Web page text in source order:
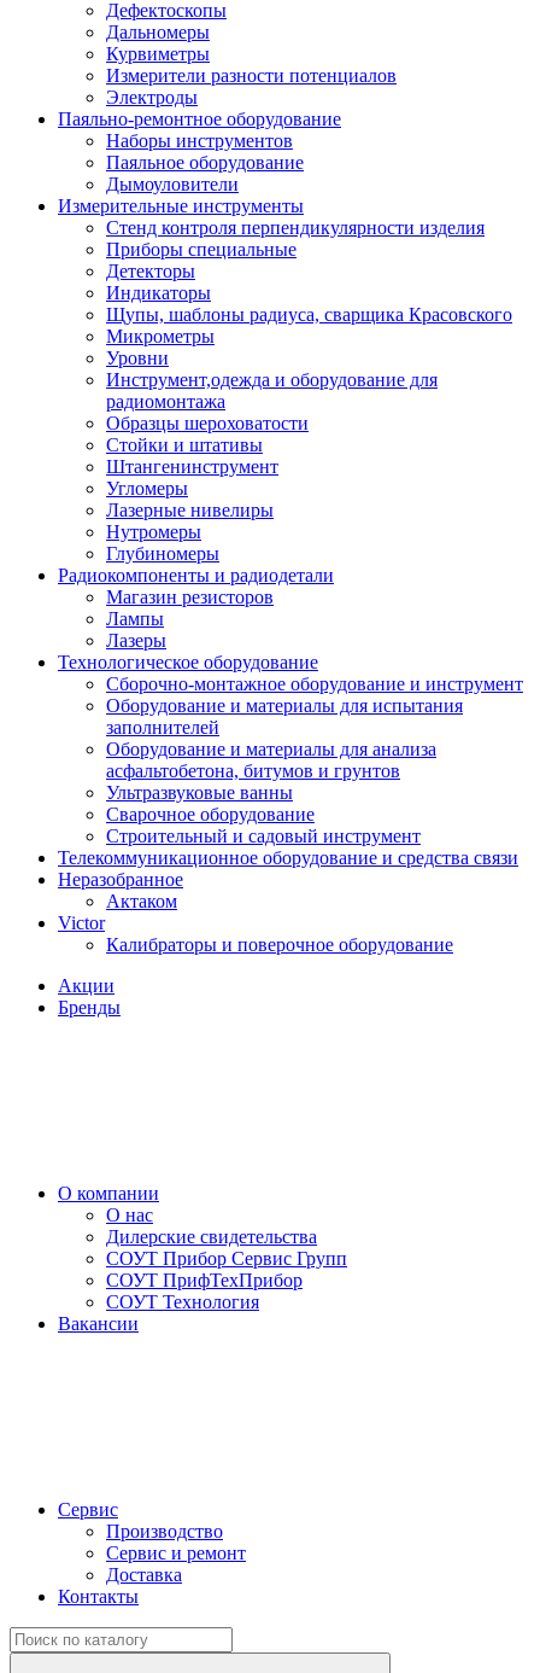
Дефектоскопы
Дальномеры
Курвиметры
Измерители разности потенциалов
Электроды
Паяльно-ремонтное оборудование
Наборы инструментов
Паяльное оборудование
Дымоуловители
Измерительные инструменты
Стенд контроля перпендикулярности изделия
Приборы специальные
Детекторы
Индикаторы
Щупы, шаблоны радиуса, сварщика Красовского
Микрометры
Уровни
Инструмент,одежда и оборудование для
радиомонтажа
Образцы шероховатости
Стойки и штативы
Штангенинструмент
Угломеры
Лазерные нивелиры
Нутромеры
Глубиномеры
Радиокомпоненты и радиодетали
Магазин резисторов
Лампы
Лазеры
Технологическое оборудование
Сборочно-монтажное оборудование и инструмент
Оборудование и материалы для испытания
заполнителей
Оборудование и материалы для анализа
асфальтобетона, битумов и грунтов
Ультразвуковые ванны
Сварочное оборудование
Строительный и садовый инструмент
Телекоммуникационное оборудование и средства связи
Неразобранное
Актаком
Victor
Калибраторы и поверочное оборудование
Акции
Бренды
О компании
О нас
Дилерские свидетельства
СОУТ Прибор Сервис Групп
СОУТ ПрифТехПрибор
СОУТ Технология
Вакансии
Сервис
Производство
Сервис и ремонт
Доставка
Контакты